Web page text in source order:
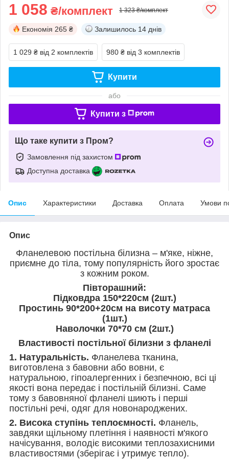
1 058 ₴/комплект 1 323 ₴/комплект
Економія 265 ₴ Залишилось 14 днів
1 029 ₴ від 2 комплектів 980 ₴ від 3 комплектів
Купити
або
Купити з
Що таке купити з Пром?
Замовлення під захистом
Доступна доставка
Опис Характеристики Доставка Оплата Умови
Опис
Фланелевою постільна білизна – м'яке, ніжне,
приємне до тіла, тому популярність його зростає
з кожним роком.
Півторашний:
Підковдра 150*220см (2шт.)
Простинь 90*200+20см на висоту матраса
(1шт.)
Наволочки 70*70 см (2шт.)
Властивості постільної білизни з фланелі
1. Натуральність. Фланелева тканина,
виготовлена з бавовни або вовни, є
натуральною, гіпоалергенних і безпечною, всі ці
якості вона передає і постільній білизні. Саме
тому з бавовняної фланелі шиють і перші
постільні речі, одяг для новонароджених.
2. Висока ступінь теплоємності. Фланель,
завдяки щільному плетіння і наявності м'якого
начісування, володіє високими теплозахисними
властивостями (зберігає і утримує тепло).